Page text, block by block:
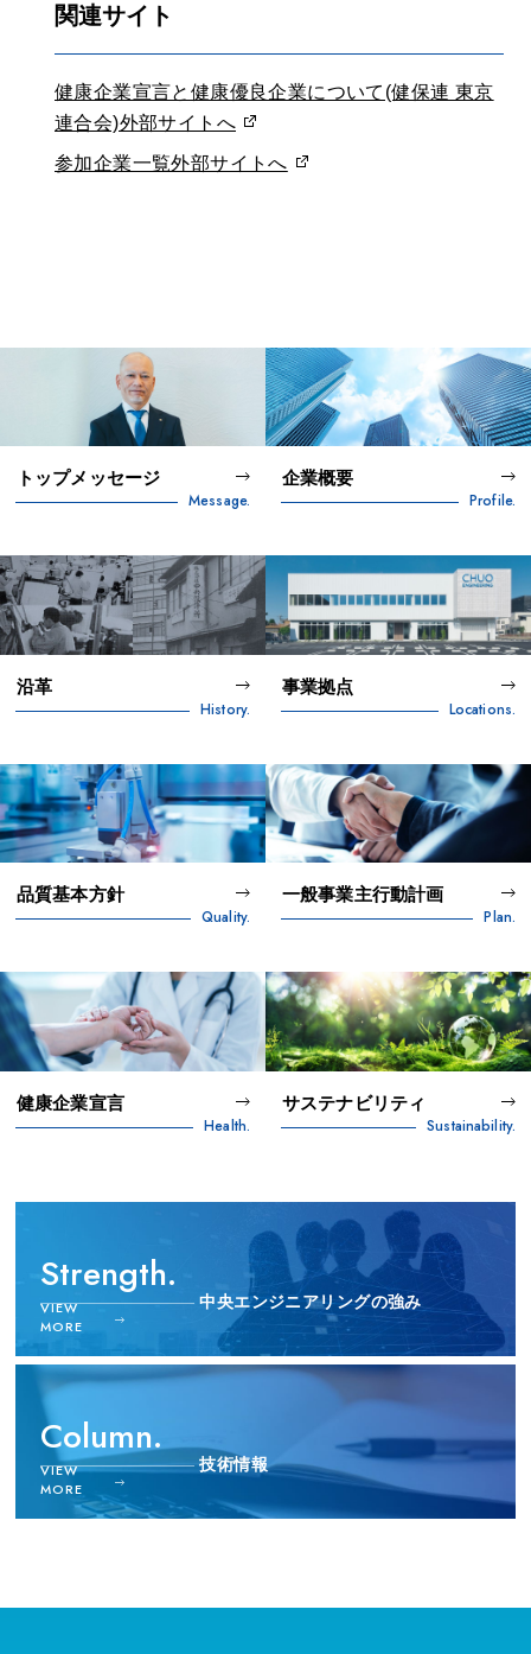
関連サイト
健康企業宣言と健康優良企業について(健保連 東京
連合会)外部サイトへ
参加企業一覧外部サイトへ
トップメッセージ
Message.
企業概要
Profile.
沿革
History.
事業拠点
Locations.
品質基本方針
Quality.
一般事業主行動計画
Plan.
健康企業宣言
Health.
サステナビリティ
Sustainability.
Strength.
中央エンジニアリングの強み
VIEW
MORE
Column.
技術情報
VIEW
MORE